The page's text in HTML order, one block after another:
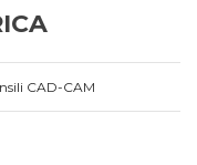
CAD-CAM